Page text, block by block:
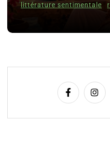
littérature sentimentale